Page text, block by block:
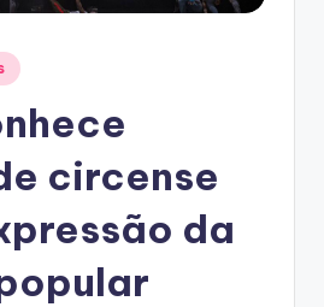
circense
da